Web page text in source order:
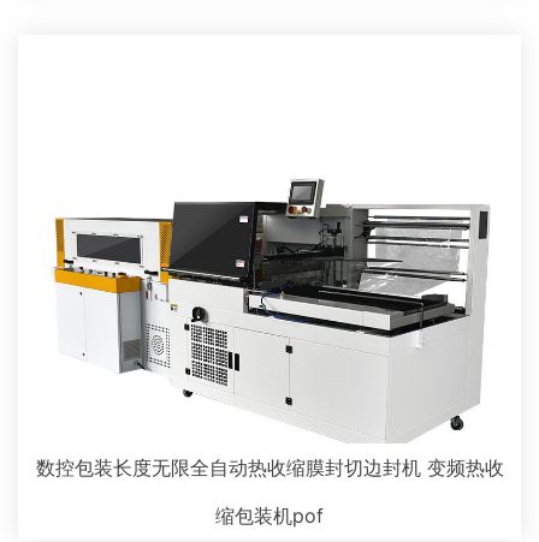
数控包装长度无限全自动热收缩膜封切边封机 变频热收
缩包装机pof